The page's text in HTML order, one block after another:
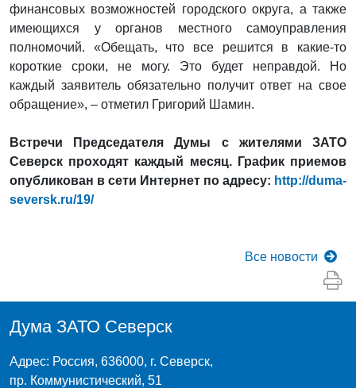
финансовых возможностей городского округа, а также
имеющихся у органов местного самоуправления
полномочий. «Обещать, что все решится в какие-то
короткие сроки, не могу. Это будет неправдой. Но
каждый заявитель обязательно получит ответ на свое
обращение», – отметил Григорий Шамин.
Встречи Председателя Думы с жителями ЗАТО
Северск проходят каждый месяц. График приемов
опубликован в сети Интернет по адресу: http://duma-
seversk.ru/19/
Все новости
Дума ЗАТО Северск
Адрес: Россия, 636000, г. Северск,
пр. Коммунистический, 51